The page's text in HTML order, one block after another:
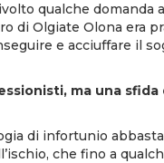
qualche domanda
di Olgiate Olona era
e acciuffare il
ma una
di infortunio
che fino a